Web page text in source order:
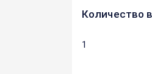
Количество
1